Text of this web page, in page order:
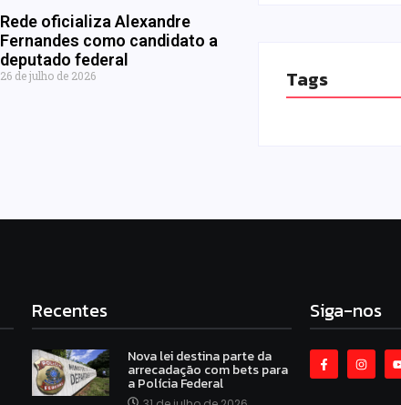
Rede oficializa Alexandre
Fernandes como candidato a
deputado federal
26 de julho de 2026 Tags
Recentes
Nova lei destina parte da
arrecadação com bets para
a Polícia Federal
Siga-nos